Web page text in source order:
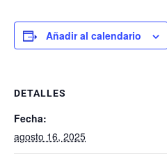
Añadir al calendario
DETALLES
Fecha:
agosto 16, 2025